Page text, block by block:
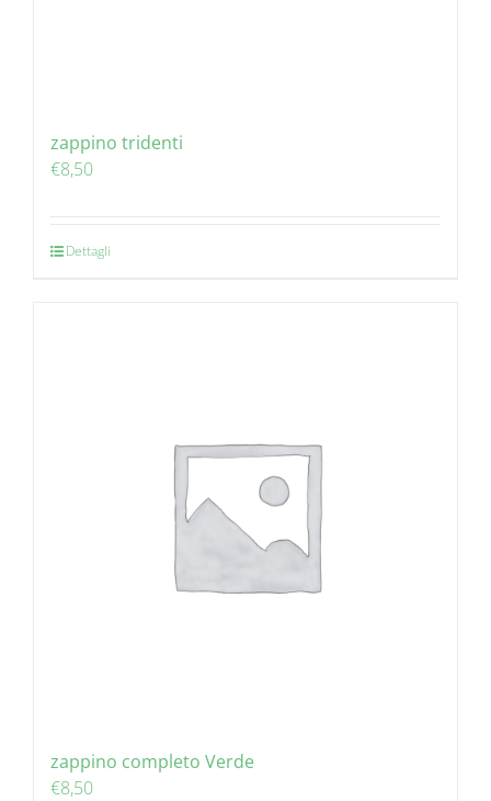
zappino tridenti
€8,50
Dettagli
zappino completo Verde
€8,50